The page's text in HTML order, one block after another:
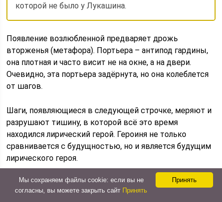
которой не было у Лукашина.
Появление возлюбленной предваряет дрожь
вторженья (метафора). Портьера – антипод гардины,
она плотная и часто висит не на окне, а на двери.
Очевидно, эта портьера задёрнута, но она колеблется
от шагов.
Шаги, появляющиеся в следующей строчке, меряют и
разрушают тишину, в которой всё это время
находился лирический герой. Героиня не только
сравнивается с будущностью, но и является будущим
лирического героя.
Одежда возлюбленной для лирического героя
сливается со снегом за окном, который
Принять
Мы сохраняем файлы cookie: если вы не
согласны, вы можете закрыть сайт Принять